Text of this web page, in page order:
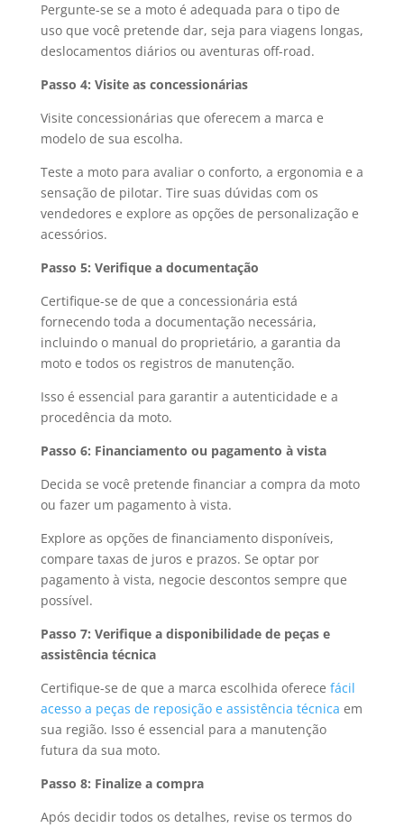
Pergunte-se se a moto é adequada para o tipo de
uso que você pretende dar, seja para viagens longas,
deslocamentos diários ou aventuras off-road.
Passo 4: Visite as concessionárias
Visite concessionárias que oferecem a marca e
modelo de sua escolha.
Teste a moto para avaliar o conforto, a ergonomia e a
sensação de pilotar. Tire suas dúvidas com os
vendedores e explore as opções de personalização e
acessórios.
Passo 5: Verifique a documentação
Certifique-se de que a concessionária está
fornecendo toda a documentação necessária,
incluindo o manual do proprietário, a garantia da
moto e todos os registros de manutenção.
Isso é essencial para garantir a autenticidade e a
procedência da moto.
Passo 6: Financiamento ou pagamento à vista
Decida se você pretende financiar a compra da moto
ou fazer um pagamento à vista.
Explore as opções de financiamento disponíveis,
compare taxas de juros e prazos. Se optar por
pagamento à vista, negocie descontos sempre que
possível.
Passo 7: Verifique a disponibilidade de peças e
assistência técnica
Certifique-se de que a marca escolhida oferece fácil
acesso a peças de reposição e assistência técnica em
sua região. Isso é essencial para a manutenção
futura da sua moto.
Passo 8: Finalize a compra
Após decidir todos os detalhes, revise os termos do